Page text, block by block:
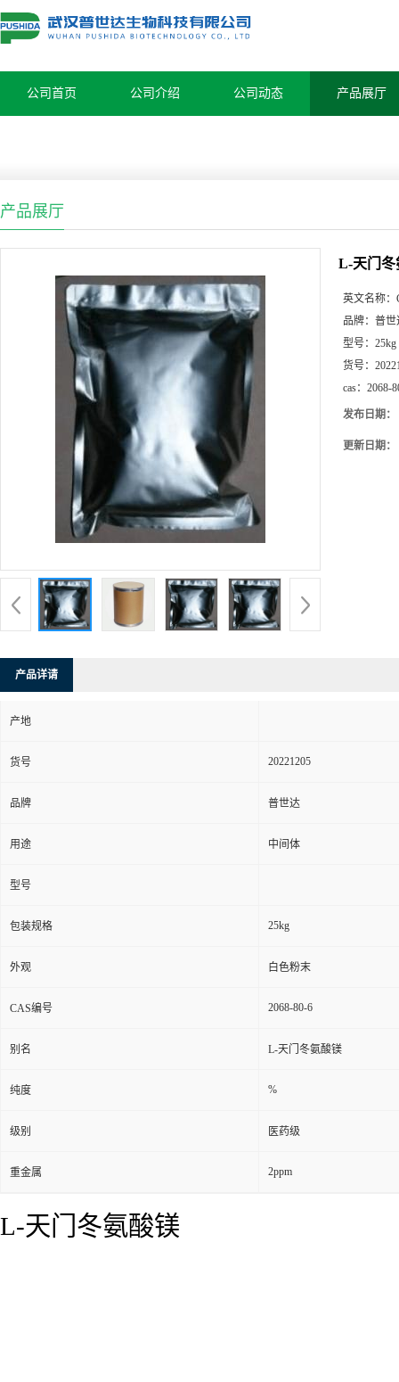
公司首页 公司介绍 公司动态 产品展厅
产品展厅
L-天门冬
英文名称：
品牌： 普世
型号： 25kg
货号：
cas： 2068-
发布日期：
更新日期：
产品详请
产地
货号 20221205
品牌 普世达
用途 中间体
型号
包装规格 25kg
外观 白色粉末
CAS编号 2068-80-6
别名 L-天门冬氨酸镁
纯度 %
级别 医药级
重金属 2ppm
L-天门冬氨酸镁